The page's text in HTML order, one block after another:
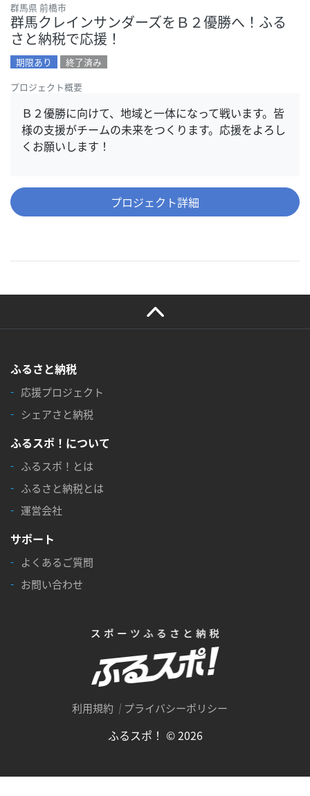
群馬県 前橋市
群馬クレインサンダーズをＢ２優勝へ！ふる
さと納税で応援！
期限あり
終了済み
プロジェクト概要
Ｂ２優勝に向けて、地域と一体になって戦います。皆
様の支援がチームの未来をつくります。応援をよろし
くお願いします！
プロジェクト詳細
利用規約 プライバシーポリシー
ふるスポ！ © 2026
ふるさと納税
応援プロジェクト
シェアさと納税
ふるスポ！について
ふるスポ！とは
ふるさと納税とは
運営会社
サポート
よくあるご質問
お問い合わせ